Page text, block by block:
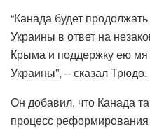
“Канада будет
Украины в ответ на
Крыма и поддержку ею
Украины”, – сказал Трюдо.
Он добавил, что Канада
процесс